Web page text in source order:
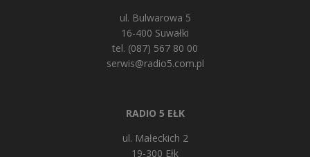
ul. Bulwarowa 5
16-400 Suwałki
tel. (087) 567 80 00
serwis@radio5.com.pl
RADIO 5 EŁK
ul. Małeckich 2
19-300 Ełk